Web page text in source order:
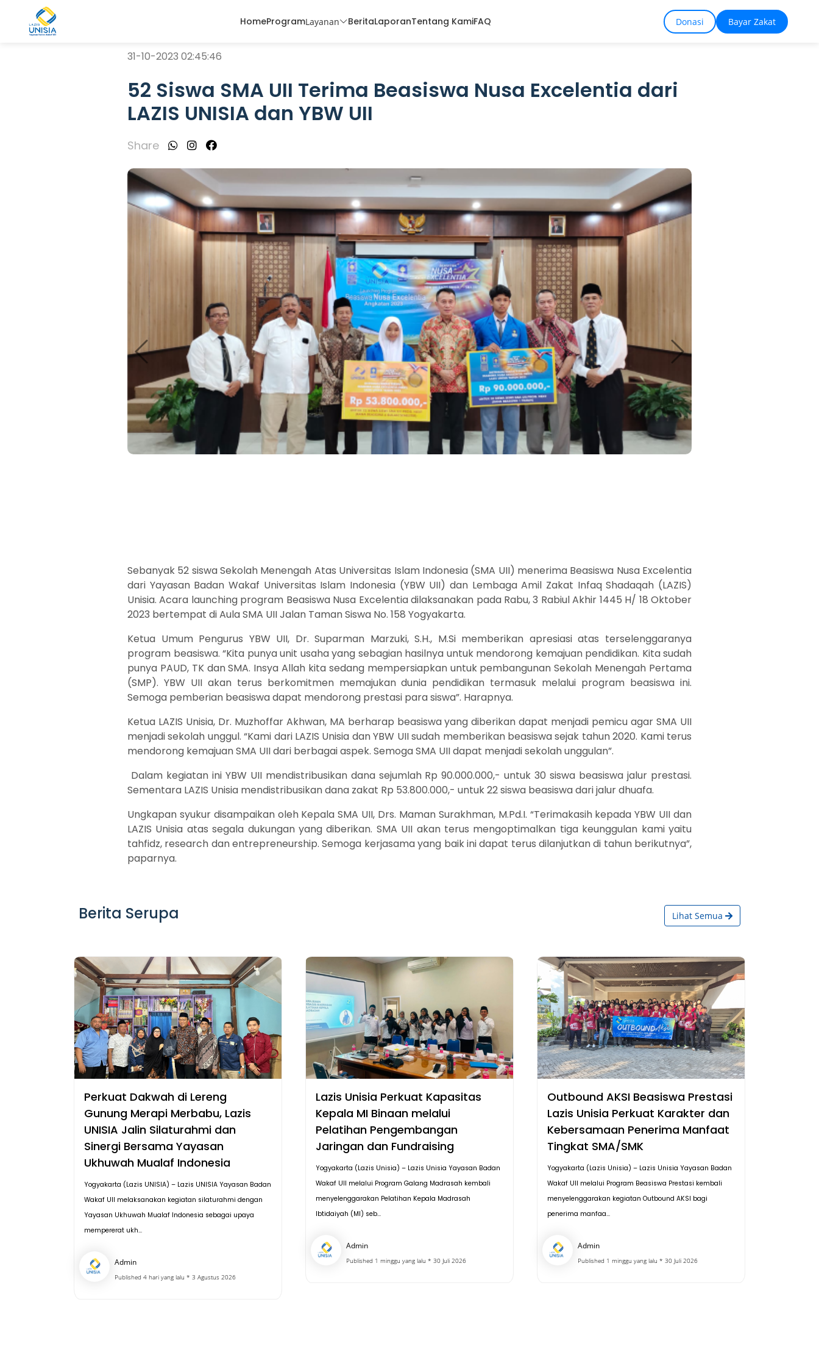
HomeProgramLayanan BeritaLaporanTentang KamiFAQ Donasi Bayar Zakat
31-10-2023 02:45:46
52 Siswa SMA UII Terima Beasiswa Nusa Excelentia dari
LAZIS UNISIA dan YBW UII
Share
Sebanyak 52 siswa Sekolah Menengah Atas Universitas Islam Indonesia (SMA UII) menerima Beasiswa Nusa Excelentia
dari Yayasan Badan Wakaf Universitas Islam Indonesia (YBW UII) dan Lembaga Amil Zakat Infaq Shadaqah (LAZIS)
Unisia. Acara launching program Beasiswa Nusa Excelentia dilaksanakan pada Rabu, 3 Rabiul Akhir 1445 H/ 18 Oktober
2023 bertempat di Aula SMA UII Jalan Taman Siswa No. 158 Yogyakarta.
Ketua Umum Pengurus YBW UII, Dr. Suparman Marzuki, S.H., M.Si memberikan apresiasi atas terselenggaranya
program beasiswa. “Kita punya unit usaha yang sebagian hasilnya untuk mendorong kemajuan pendidikan. Kita sudah
punya PAUD, TK dan SMA. Insya Allah kita sedang mempersiapkan untuk pembangunan Sekolah Menengah Pertama
(SMP). YBW UII akan terus berkomitmen memajukan dunia pendidikan termasuk melalui program beasiswa ini.
Semoga pemberian beasiswa dapat mendorong prestasi para siswa”. Harapnya.
Ketua LAZIS Unisia, Dr. Muzhoffar Akhwan, MA berharap beasiswa yang diberikan dapat menjadi pemicu agar SMA UII
menjadi sekolah unggul. “Kami dari LAZIS Unisia dan YBW UII sudah memberikan beasiswa sejak tahun 2020. Kami terus
mendorong kemajuan SMA UII dari berbagai aspek. Semoga SMA UII dapat menjadi sekolah unggulan”.
Dalam kegiatan ini YBW UII mendistribusikan dana sejumlah Rp 90.000.000,- untuk 30 siswa beasiswa jalur prestasi.
Sementara LAZIS Unisia mendistribusikan dana zakat Rp 53.800.000,- untuk 22 siswa beasiswa dari jalur dhuafa.
Ungkapan syukur disampaikan oleh Kepala SMA UII, Drs. Maman Surakhman, M.Pd.I. “Terimakasih kepada YBW UII dan
LAZIS Unisia atas segala dukungan yang diberikan. SMA UII akan terus mengoptimalkan tiga keunggulan kami yaitu
tahfidz, research dan entrepreneurship. Semoga kerjasama yang baik ini dapat terus dilanjutkan di tahun berikutnya”,
paparnya.
Berita Serupa Lihat Semua
Perkuat Dakwah di Lereng
Gunung Merapi Merbabu, Lazis
UNISIA Jalin Silaturahmi dan
Sinergi Bersama Yayasan
Ukhuwah Mualaf Indonesia
Yogyakarta (Lazis UNISIA) – Lazis UNISIA Yayasan Badan
Wakaf UII melaksanakan kegiatan silaturahmi dengan
Yayasan Ukhuwah Mualaf Indonesia sebagai upaya
mempererat ukh...
Admin
Published 4 hari yang lalu * 3 Agustus 2026
Lazis Unisia Perkuat Kapasitas
Kepala MI Binaan melalui
Pelatihan Pengembangan
Jaringan dan Fundraising
Yogyakarta (Lazis Unisia) – Lazis Unisia Yayasan Badan
Wakaf UII melalui Program Galang Madrasah kembali
menyelenggarakan Pelatihan Kepala Madrasah
Ibtidaiyah (MI) seb...
Admin
Published 1 minggu yang lalu * 30 Juli 2026
Outbound AKSI Beasiswa Prestasi
Lazis Unisia Perkuat Karakter dan
Kebersamaan Penerima Manfaat
Tingkat SMA/SMK
Yogyakarta (Lazis Unisia) – Lazis Unisia Yayasan Badan
Wakaf UII melalui Program Beasiswa Prestasi kembali
menyelenggarakan kegiatan Outbound AKSI bagi
penerima manfaa...
Admin
Published 1 minggu yang lalu * 30 Juli 2026